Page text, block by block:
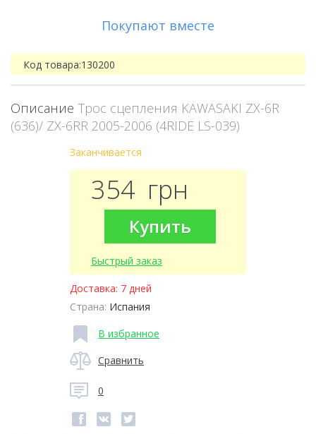
Покупают вместе
Код товара:130200
Описание Трос сцепления KAWASAKI ZX-6R
(636)/ ZX-6RR 2005-2006 (4RIDE LS-039)
Заканчивается
354 грн
Купить
Быстрый заказ
Доставка: 7 дней
Страна: Испания
В избранное
Сравнить
0